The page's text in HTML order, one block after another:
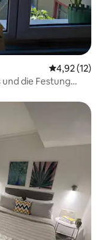
4,92 (12)
die Festung